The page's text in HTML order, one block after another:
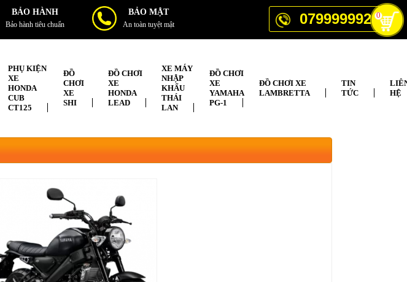
0
BẢO HÀNH
Bảo hành tiêu chuẩn
BẢO MẬT
An toàn tuyệt mật 0799999929
PHỤ KIỆN
XE
HONDA
CUB
CT125
ĐỒ
CHƠI
XE
SHI
ĐỒ CHƠI
XE
HONDA
LEAD
XE MÁY
NHẬP
KHẨU
THÁI
LAN
ĐỒ CHƠI
XE
YAMAHA
PG-1
ĐỒ CHƠI XE
LAMBRETTA
TIN
TỨC
HỆ